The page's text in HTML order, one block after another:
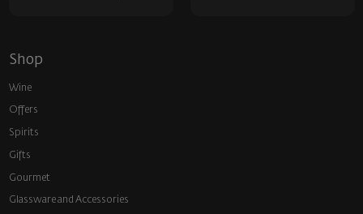
Shop
Wine
Offers
Spirits
Gifts
Gourmet
Glassware and Аccessories